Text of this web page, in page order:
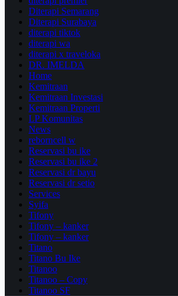
Diterapi Semarang
Diterapi Surabaya
diterapi tiktok
diterapi wa
diterapi x traveloka
DR. IMELDA
Home
Kemitraan
Kemitraan Investasi
Kemitraan Properti
LP Komunitas
News
reborncell w
Reservasi bu ike
Reservasi bu ike 2
Reservasi dr bayu
Reservasi dr setio
Services
Syifa
Tifony
Tifony – kanker
Tifony – kanker
Titano
Titano Bu Ike
Titanoo
Titanoo – Copy
Titanoo SF